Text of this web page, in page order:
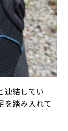
連結してい
を踏み入れて